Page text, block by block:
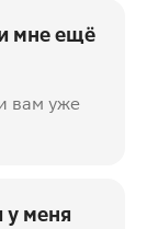
мне ещё
вам уже
у меня